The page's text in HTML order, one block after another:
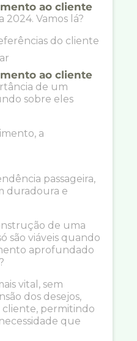
ao cliente
2024. Vamos lá?
do cliente
ao cliente
de um
sobre eles
a
passageira,
duradoura e
de uma
são viáveis quando
aprofundado
vital, sem
dos desejos,
cliente, permitindo
que